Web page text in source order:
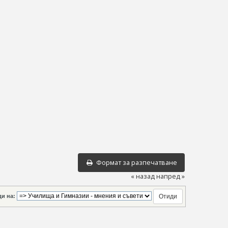
Формат за разпечатване
« назаднапред »
на: